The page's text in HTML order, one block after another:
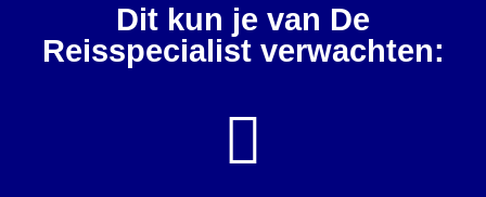
Dit kun je van De
Reisspecialist verwachten: